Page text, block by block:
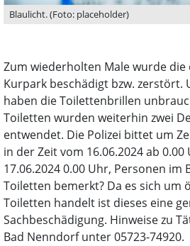
Blaulicht. (Foto: placeholder)
Zum wiederholten Male wurde
Kurpark beschädigt bzw. zerstört.
haben die Toilettenbrillen
Toiletten wurden weiterhin zwei
entwendet. Die Polizei bittet um
in der Zeit vom 16.06.2024 ab
17.06.2024 0.00 Uhr, Personen
Toiletten bemerkt? Da es sich um
Toiletten handelt ist dieses eine
Sachbeschädigung. Hinweise zu
Bad Nenndorf unter 05723-74920.